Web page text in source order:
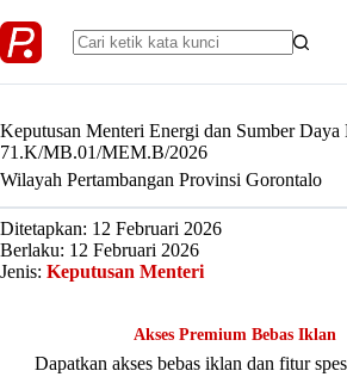
to
content
Keputusan Menteri Energi dan Sumber
71.K/MB.01/MEM.B/2026
Wilayah Pertambangan Provinsi Gorontalo
Ditetapkan: 12 Februari 2026
Berlaku: 12 Februari 2026
Jenis: Keputusan Menteri
Akses Premium Bebas Iklan
Dapatkan akses bebas iklan dan fitur